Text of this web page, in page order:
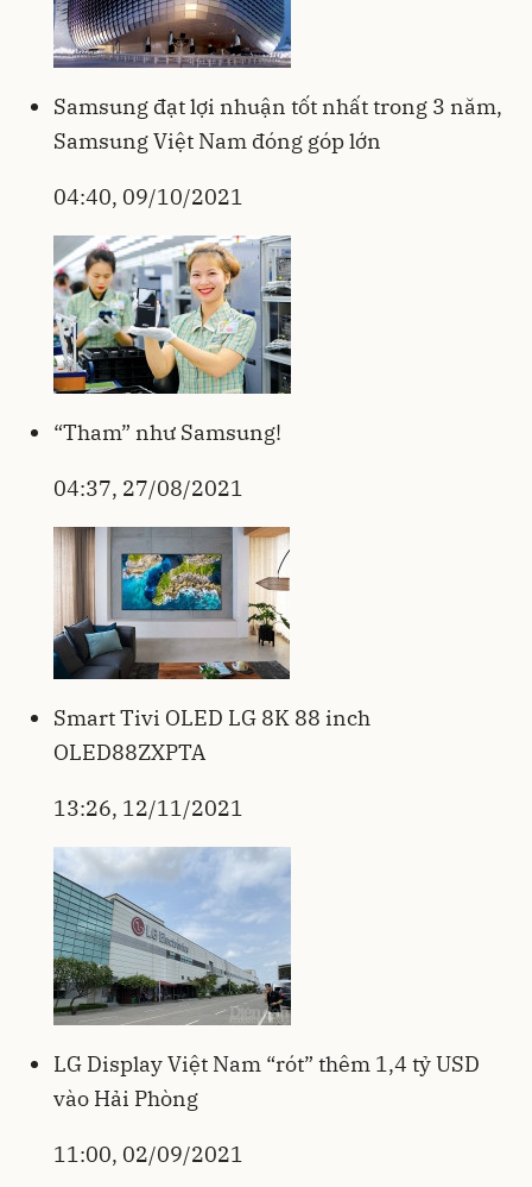
Samsung đạt lợi nhuận tốt nhất trong 3 năm,
Samsung Việt Nam đóng góp lớn
04:40, 09/10/2021
“Tham” như Samsung!
04:37, 27/08/2021
Smart Tivi OLED LG 8K 88 inch
OLED88ZXPTA
13:26, 12/11/2021
LG Display Việt Nam “rót” thêm 1,4 tỷ USD
vào Hải Phòng
11:00, 02/09/2021